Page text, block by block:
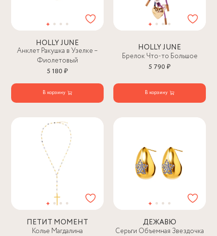
HOLLY JUNE
Анклет Ракушка в Узелке –
Фиолетовый
5 180 ₽
В корзину
HOLLY JUNE
Брелок Что-то Большое
5 790 ₽
В корзину
ПЕТИТ МОМЕНТ
Колье Магдалина
ДЕЖАВЮ
Серьги Объемная Звездочка